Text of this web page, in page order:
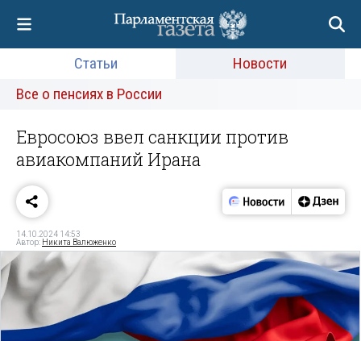
Статьи
Новости
Все о пенсиях в России
Евросоюз ввел санкции против
авиакомпаний Ирана
14.10.2024 14:53
Автор: Никита Валюженко